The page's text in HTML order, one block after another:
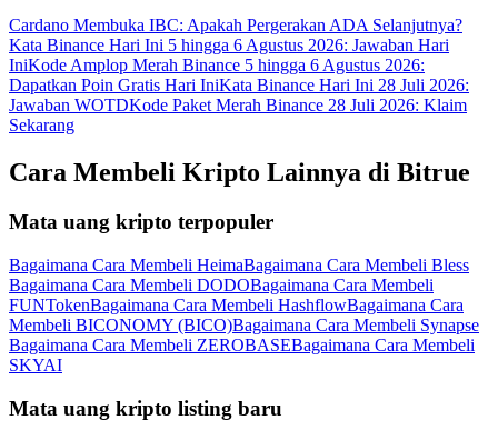
Cardano Membuka IBC: Apakah Pergerakan ADA Selanjutnya?
Kata Binance Hari Ini 5 hingga 6 Agustus 2026: Jawaban Hari
IniKode Amplop Merah Binance 5 hingga 6 Agustus 2026:
Dapatkan Poin Gratis Hari IniKata Binance Hari Ini 28 Juli 2026:
Jawaban WOTDKode Paket Merah Binance 28 Juli 2026: Klaim
Sekarang
Cara Membeli Kripto Lainnya di Bitrue
Mata uang kripto terpopuler
Bagaimana Cara Membeli HeimaBagaimana Cara Membeli Bless
Bagaimana Cara Membeli DODOBagaimana Cara Membeli
FUNTokenBagaimana Cara Membeli HashflowBagaimana Cara
Membeli BICONOMY (BICO)Bagaimana Cara Membeli Synapse
Bagaimana Cara Membeli ZEROBASEBagaimana Cara Membeli
SKYAI
Mata uang kripto listing baru